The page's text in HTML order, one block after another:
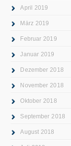
April 2019
März 2019
Februar 2019
Januar 2019
Dezember 2018
November 2018
Oktober 2018
September 2018
August 2018